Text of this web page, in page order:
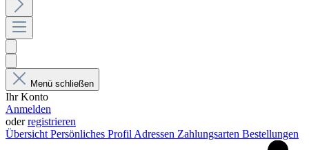
Menü schließen
Ihr Konto
Anmelden
oderregistrieren
Übersicht Persönliches Profil Adressen Zahlungsarten Bestellungen